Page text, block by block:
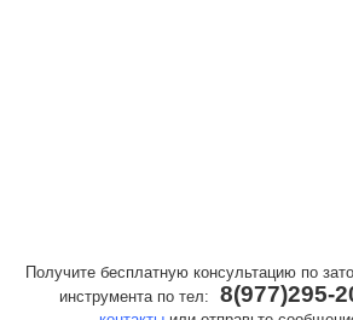
Получите бесплатную консультацию по
инструмента по тел:
8(977)295-